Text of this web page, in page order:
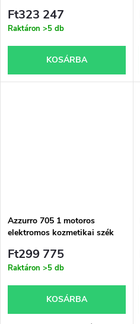
Ft323 247
Raktáron >5 db
KOSÁRBA
Azzurro 705 1 motoros
elektromos kozmetikai szék
Ft299 775
Raktáron >5 db
KOSÁRBA